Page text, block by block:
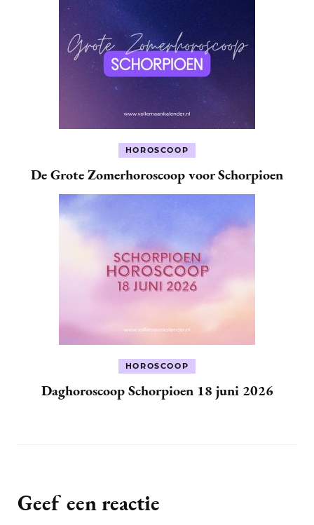
HOROSCOOP
De Grote Zomerhoroscoop voor Schorpioen
HOROSCOOP
Daghoroscoop Schorpioen 18 juni 2026
Geef een reactie